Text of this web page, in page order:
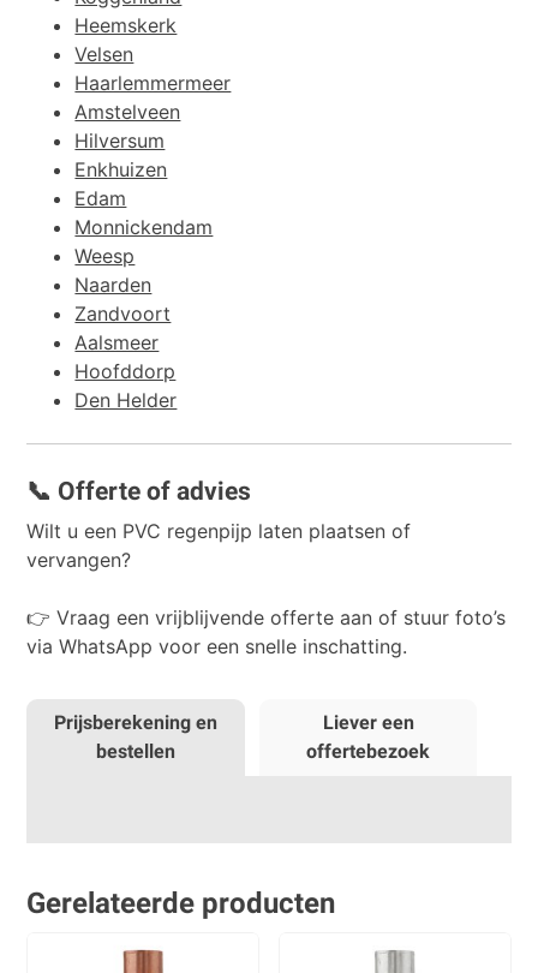
Heemskerk
Velsen
Haarlemmermeer
Amstelveen
Hilversum
Enkhuizen
Edam
Monnickendam
Weesp
Naarden
Zandvoort
Aalsmeer
Hoofddorp
Den Helder
📞 Offerte of advies
Wilt u een PVC regenpijp laten plaatsen of
vervangen?
👉 Vraag een vrijblijvende offerte aan of stuur foto’s
via WhatsApp voor een snelle inschatting.
Prijsberekening en
bestellen
Liever een
offertebezoek
Gerelateerde producten